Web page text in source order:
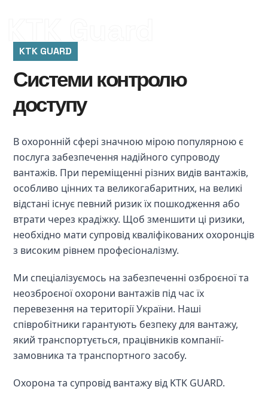
KTK GUARD
Системи контролю
доступу
В охоронній сфері значною мірою популярною є
послуга забезпечення надійного супроводу
вантажів. При переміщенні різних видів вантажів,
особливо цінних та великогабаритних, на великі
відстані існує певний ризик їх пошкодження або
втрати через крадіжку. Щоб зменшити ці ризики,
необхідно мати супровід кваліфікованих охоронців
з високим рівнем професіоналізму.
Ми спеціалізуємось на забезпеченні озброєної та
неозброєної охорони вантажів під час їх
перевезення на території України. Наші
співробітники гарантують безпеку для вантажу,
який транспортується, працівників компанії-
замовника та транспортного засобу.
Охорона та супровід вантажу від KTK GUARD.